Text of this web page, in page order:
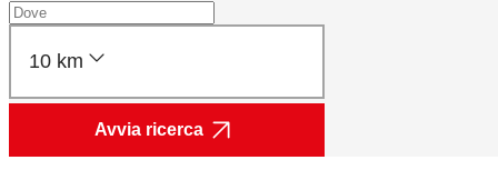
10 km
Avvia ricerca